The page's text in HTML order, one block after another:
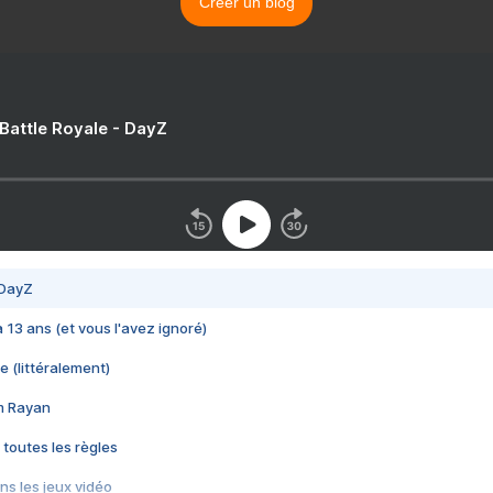
Royale - DayZ
13 ans (et vous l'avez ignoré)
(littéralement)
Rayan
toutes les règles
les jeux vidéo